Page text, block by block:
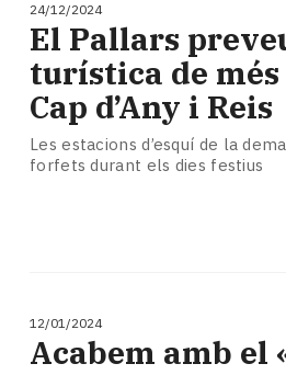
24/12/2024
El Pallars
turística de més
Cap d’Any i Reis
Les estacions d’esquí de la
forfets durant els dies festius
12/01/2024
Acabem amb el